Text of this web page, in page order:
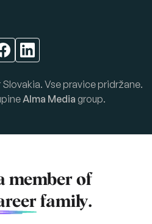
Vse pravice pridržane.
Alma Media group.
member of
family.